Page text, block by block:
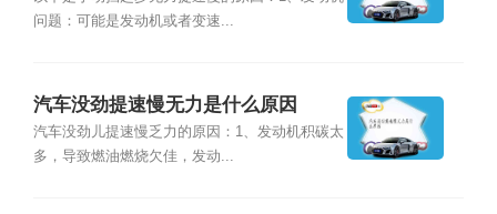
问题：可能是发动机或者变速...
汽车没劲提速慢无力是什么原因
汽车没劲儿提速慢乏力的原因：1、发动机积碳太
多，导致燃油燃烧欠佳，发动...